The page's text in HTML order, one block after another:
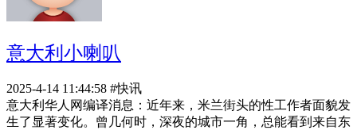
意大利小喇叭
2025-4-14 11:44:58 #快讯
意大利华人网编译消息：近年来，米兰街头的性工作者面貌发
生了显著变化。曾几何时，深夜的城市一角，总能看到来自东